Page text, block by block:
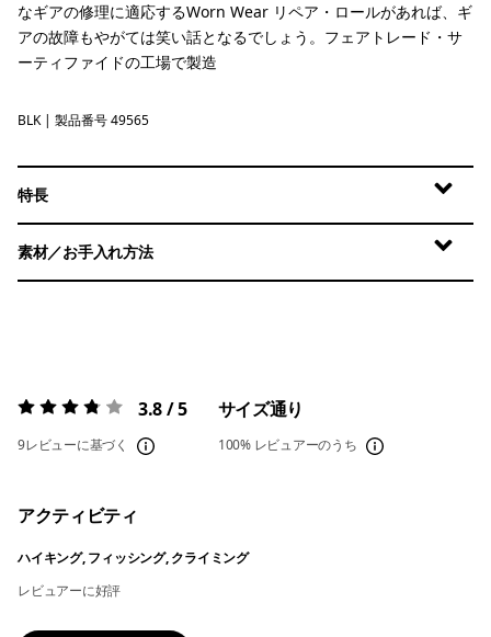
なギアの修理に適応するWorn Wear リペア・ロールがあれば、ギ
アの故障もやがては笑い話となるでしょう。フェアトレード・サ
ーティファイドの工場で製造
Black
BLK | 製品番号 49565
特長
素材／お手入れ方法
評価:3.8 / 5 3.8 / 5
9レビューに基づく
サイズ通り
100% レビュアーのうち
アクティビティ
ハイキング, フィッシング, クライミング
レビュアーに好評